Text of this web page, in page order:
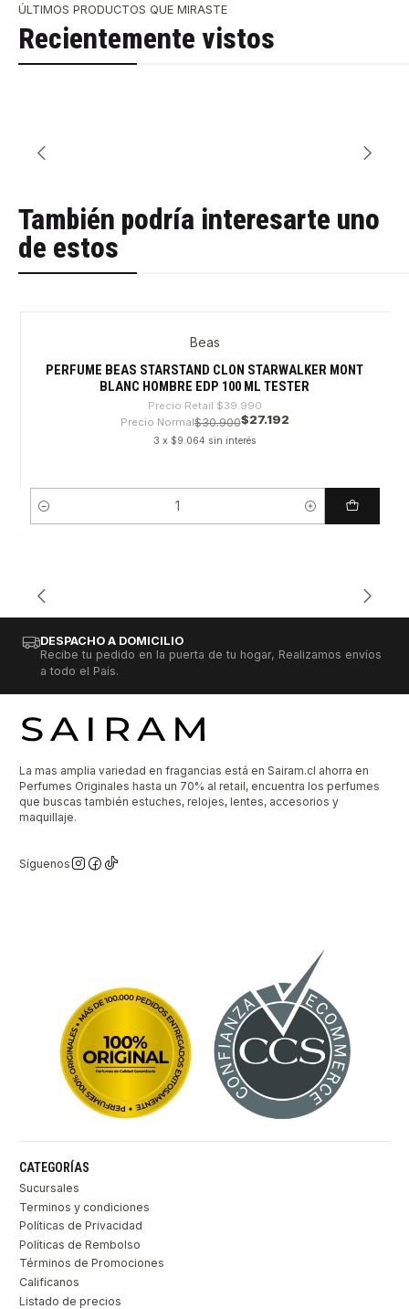
ÚLTIMOS PRODUCTOS QUE MIRASTE
Recientemente vistos
También podría interesarte uno
de estos
Beas
PERFUME BEAS STARSTAND CLON STARWALKER MONT
BLANC HOMBRE EDP 100 ML TESTER
Precio Retail $39.990
Precio Normal$30.900$27.192
3 x $9.064 sin interés
Cantidad
DESPACHO A DOMICILIO
Recibe tu pedido en la puerta de tu hogar, Realizamos envíos
a todo el País.
La mas amplia variedad en fragancias está en Sairam.cl ahorra en
Perfumes Originales hasta un 70% al retail, encuentra los perfumes
que buscas también estuches, relojes, lentes, accesorios y
maquillaje.
Síguenos
CATEGORÍAS
Sucursales
Terminos y condiciones
Políticas de Privacidad
Políticas de Rembolso
Términos de Promociones
Califícanos
Listado de precios